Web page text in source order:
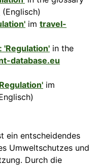
(Englisch)
im travel-
'Regulation' in the
database.eu
im
ein entscheidendes
Umweltschutzes und
Durch die